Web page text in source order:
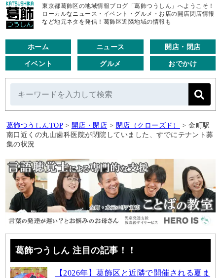
東京都葛飾区の地域情報ブログ「葛飾つうしん」へようこそ！
ローカルなニュース・イベント・グルメ・お店の開店閉店情報
など地元ネタを発信！葛飾区近隣地域の情報も
ホーム ニュース 開店・閉店
イベント グルメ おでかけ
葛飾つうしんTOP > 開店・閉店 > 閉店（クローズド） > 金町駅
南口近くの丸山歯科医院が閉院していました、すでにテナント募
集の状況
葛飾つうしん 注目の記事！！
【2026年】葛飾区と近隣で開催される夏ま